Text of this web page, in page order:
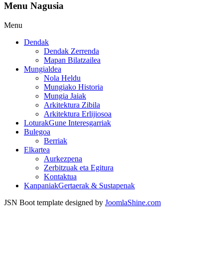
Menu Nagusia
Menu
Dendak
Dendak Zerrenda
Mapan Bilatzailea
Mungialdea
Nola Heldu
Mungiako Historia
Mungia Jaiak
Arkitektura Zibila
Arkitektura Erlijiosoa
LoturakGune Interesgarriak
Bulegoa
Berriak
Elkartea
Aurkezpena
Zerbitzuak eta Egitura
Kontaktua
KanpaniakGertaerak & Sustapenak
JSN Boot template designed by JoomlaShine.com